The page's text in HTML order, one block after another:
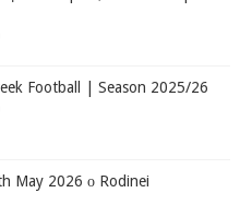
Football | Season 2025/26
May 2026 ο Rodinei